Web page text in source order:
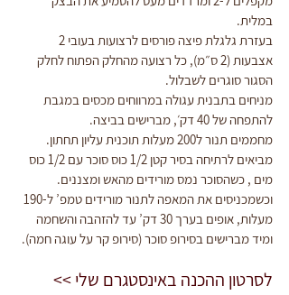
במלית.‬
אצבעות (2 ס״מ), כל רצועה מהחלק הפתוח לחלק
הסגור סוגרים לשבלול.‬
‫מניחים בתבנית עגולה במרווחים מכסים במגבת
להתפחה של 40 דק׳, מברישים בביצה.‬
‫מחממים תנור ל200 מעלות תוכנית עליון תחתון.
מביאים לרתיחה בסיר קטן 1/2 כוס סוכר עם 1/2 כוס
מים , כשהסוכר נמס מורידים מהאש ומצננים.‬‬
מעלות, אופים בערך 30 דק’ עד להזהבה והשחמה
ומיד מברישים בסירופ סוכר (סירופ קר על עוגה חמה).
לסרטון ההכנה באינסטגרם שלי >>